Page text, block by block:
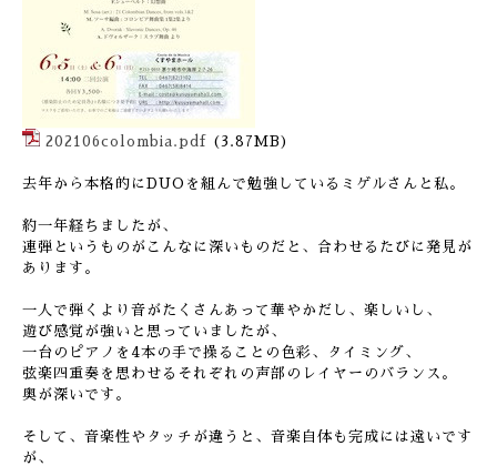
202106colombia.pdf (3.87MB)
去年から本格的にDUOを組んで勉強しているミゲルさんと私。
約一年経ちましたが、
連弾というものがこんなに深いものだと、合わせるたびに発見が
あります。
一人で弾くより音がたくさんあって華やかだし、楽しいし、
遊び感覚が強いと思っていましたが、
一台のピアノを4本の手で操ることの色彩、タイミング、
弦楽四重奏を思わせるそれぞれの声部のレイヤーのバランス。
奥が深いです。
そして、音楽性やタッチが違うと、音楽自体も完成には遠いです
が、